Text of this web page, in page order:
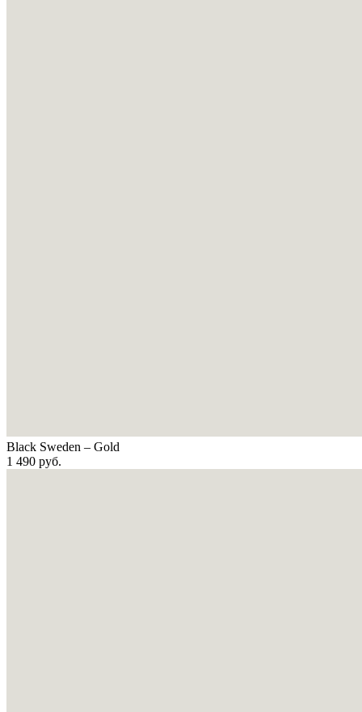
Black Sweden – Gold
1 490 руб.